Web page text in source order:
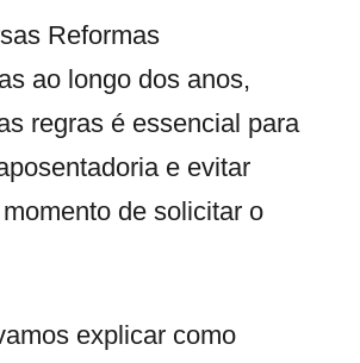
Reformas
ao longo dos anos,
regras é essencial para
e evitar
de solicitar o
explicar como